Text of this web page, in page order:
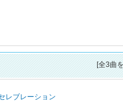
[全3曲
レブレーション